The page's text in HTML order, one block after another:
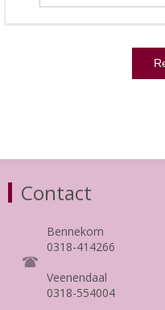
Contact
Bennekom
0318-414266
Veenendaal
0318-554004